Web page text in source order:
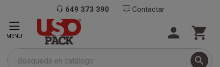
649 373 390 Contactar

 
MENU